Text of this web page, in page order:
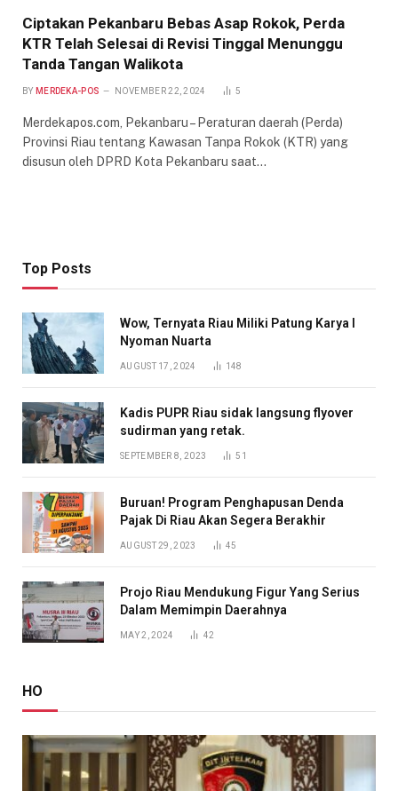
Ciptakan Pekanbaru Bebas Asap Rokok, Perda
KTR Telah Selesai di Revisi Tinggal Menunggu
Tanda Tangan Walikota
BY MERDEKA-POS NOVEMBER 22, 2024 5
Merdekapos.com, Pekanbaru – Peraturan daerah (Perda)
Provinsi Riau tentang Kawasan Tanpa Rokok (KTR) yang
disusun oleh DPRD Kota Pekanbaru saat…
Top Posts
Wow, Ternyata Riau Miliki Patung Karya I
Nyoman Nuarta
AUGUST 17, 2024 148
Kadis PUPR Riau sidak langsung flyover
sudirman yang retak.
SEPTEMBER 8, 2023 51
Buruan! Program Penghapusan Denda
Pajak Di Riau Akan Segera Berakhir
AUGUST 29, 2023 45
Projo Riau Mendukung Figur Yang Serius
Dalam Memimpin Daerahnya
MAY 2, 2024 42
HO